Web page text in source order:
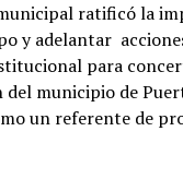
ratificó la
y adelantar
para
municipio de
un referente de